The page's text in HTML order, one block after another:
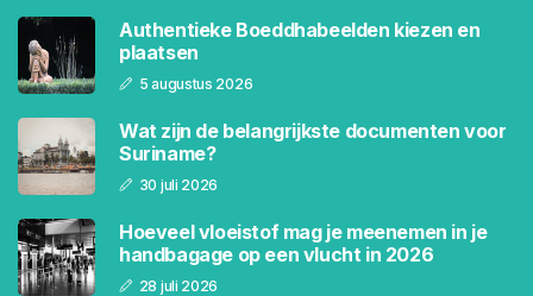
Authentieke Boeddhabeelden kiezen en
plaatsen
5 augustus 2026
Wat zijn de belangrijkste documenten voor
Suriname?
30 juli 2026
Hoeveel vloeistof mag je meenemen in je
handbagage op een vlucht in 2026
28 juli 2026